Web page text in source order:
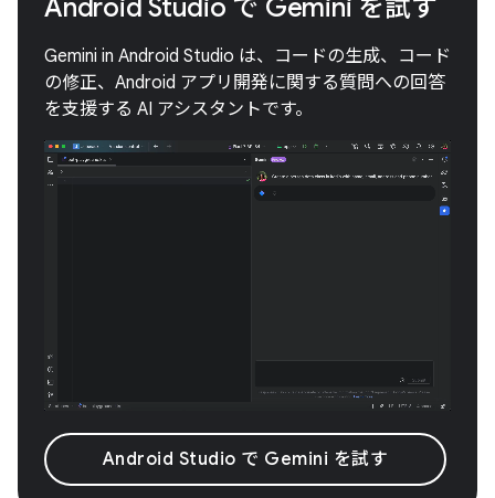
Android Studio で Gemini を試す
Gemini in Android Studio は、コードの生成、コード
の修正、Android アプリ開発に関する質問への回答
を支援する AI アシスタントです。
Android Studio で Gemini を試す